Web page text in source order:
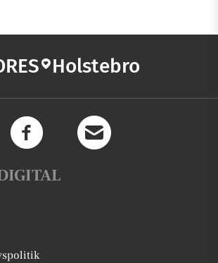
Holstebro